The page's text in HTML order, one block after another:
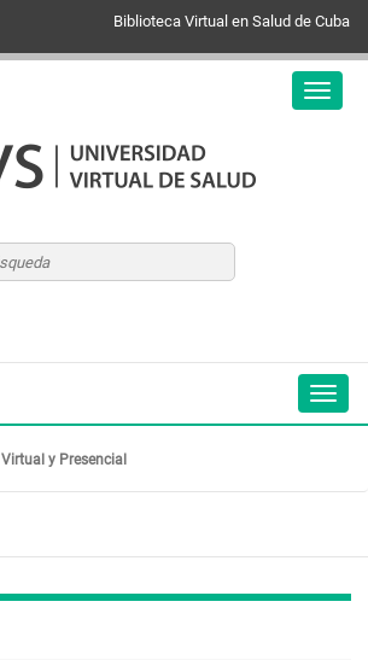
Biblioteca Virtual en Salud de Cuba
Virtual y Presencial